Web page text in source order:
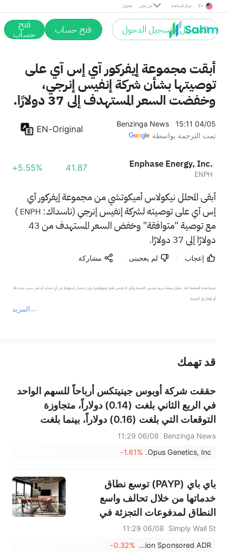
تحميل من نحن مركز المساعدة En
التسجيل / تسجيل الدخول فتح حساب فتح
حساب
أبقت مجموعة إيفركور آي إس آي على
توصيتها بشأن شركة إنفيس إنرجي،
وخفضت السعر المستهدف إلى 37 دولارًا.
Benzinga News
15:11 04/05
تمت الترجمة بواسطة
EN-Original
Enphase Energy, Inc.
ENPH
41.87
+5.55%
أبقى المحلل نيكولاس أميكوتشي من مجموعة إيفركور آي
إس آي على توصيته لشركة إنفيس إنرجي (ناسداك: ENPH
)
مع توصية "متوافقة" وخفض السعر المستهدف من 43
دولارًا إلى 37 دولارًا.
إعجاب لم يعجبنى مشاركة
المزيد
ترجمة هذه الصفحة آلية. تحاول منصة سهم تحسين الترجمة ولكن لا تضمن دقتها وموثوقيتها، ولن تتحمل المسؤولية عن أي خسارة أو ضرر بسبب عدم دقة
أو إغفال في الترجمة.
عند الضرورة، يرجى استشارة مستشار استثمار محترف. لا تقدم منصة سهم أي مشورة استثمارية، ولا تقدم أي التزامات أو ضمانات.
قد تهمك
حققت شركة أوبوس جينيتكس أرباحاً للسهم الواحد
في الربع الثاني بلغت (0.14) دولاراً، متجاوزة
التوقعات التي بلغت (0.16) دولاراً، بينما بلغت
المبيعات 755 ألف دولار، متجاوزة التوقعات التي
بلغت 2.47 مليون دولار.
Benzinga News
06/08 11:29
Opus Genetics, Inc.
-1.61%
باي باي (PAYP) توسع نطاق
خدماتها من خلال تحالف واسع
النطاق لمدفوعات التجزئة في
اليابان
Simply Wall St
06/08 11:29
PayPay Corporation Sponsored ADR
-0.32%